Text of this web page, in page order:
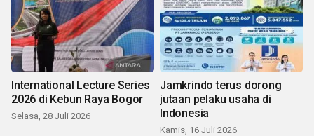
International Lecture Series
2026 di Kebun Raya Bogor
Selasa, 28 Juli 2026
Jamkrindo terus dorong
jutaan pelaku usaha di
Indonesia
Kamis, 16 Juli 2026